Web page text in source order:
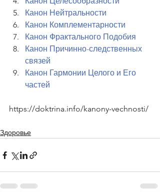
Канон Нейтральности
Канон Комплементарности
Канон Фрактального Подобия
Канон Причинно-следственных
связей
Канон Гармонии Целого и Его
частей
https://doktrina.info/kanony-vechnosti/
Здоровье